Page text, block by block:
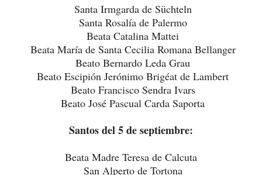
Santa Irmgarda de Süchteln
Santa Rosalía de Palermo
Beata Catalina Mattei
Beata María de Santa Cecilia Romana Bellanger
Beato Bernardo Leda Grau
Beato Escipión Jerónimo Brigéat de Lambert
Beato Francisco Sendra Ivars
Beato José Pascual Carda Saporta
Santos del 5 de septiembre:
Beata Madre Teresa de Calcuta
San Alperto de Tortona